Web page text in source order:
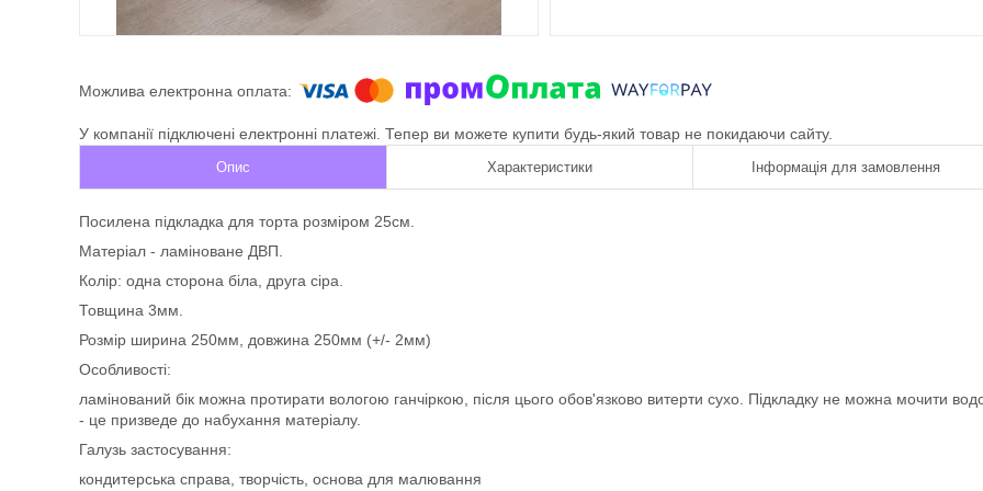
У компанії підключені електронні платежі. Тепер ви можете купити будь-який товар не покидаючи сайту.
Опис Характеристики Інформація для замовлення
Посилена підкладка для торта розміром 25см.
Матеріал - ламіноване ДВП.
Колір: одна сторона біла, друга сіра.
Товщина 3мм.
Розмір ширина 250мм, довжина 250мм (+/- 2мм)
Особливості:
ламінований бік можна протирати вологою ганчіркою, після цього обов'язково витерти сухо. Підкладку не можна мочити
- це призведе до набухання матеріалу.
Галузь застосування:
кондитерська справа, творчість, основа для малювання